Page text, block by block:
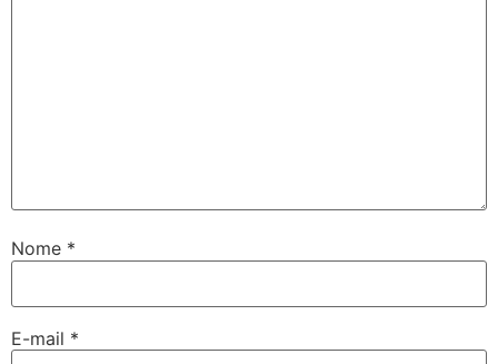
Nome *
E-mail *